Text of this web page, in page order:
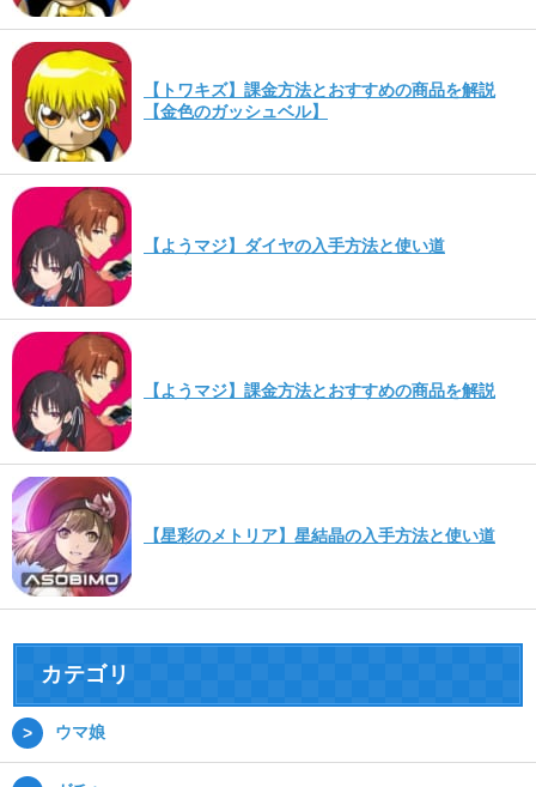
【トワキズ】課金方法とおすすめの商品を解説
【金色のガッシュベル】
【ようマジ】ダイヤの入手方法と使い道
【ようマジ】課金方法とおすすめの商品を解説
【星彩のメトリア】星結晶の入手方法と使い道
カテゴリ
ウマ娘